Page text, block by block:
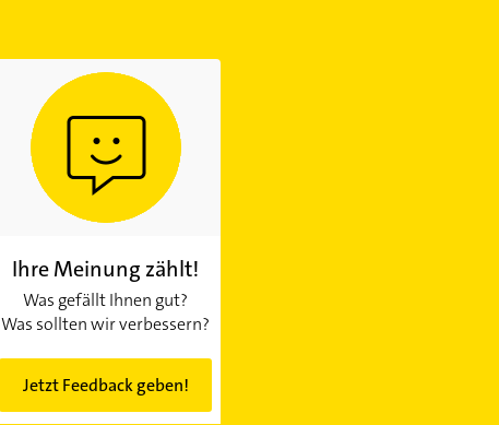
Ihre Meinung zählt!
Was gefällt Ihnen gut?
Was sollten wir verbessern?
Jetzt Feedback geben!